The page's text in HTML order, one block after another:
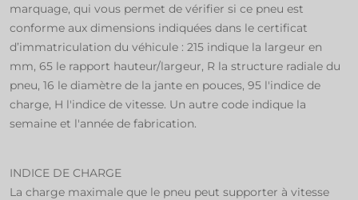
marquage, qui vous permet de vérifier si ce pneu est
conforme aux dimensions indiquées dans le certificat
d’immatriculation du véhicule : 215 indique la largeur en
mm, 65 le rapport hauteur/largeur, R la structure radiale du
pneu, 16 le diamètre de la jante en pouces, 95 l'indice de
charge, H l'indice de vitesse. Un autre code indique la
semaine et l'année de fabrication.
INDICE DE CHARGE
La charge maximale que le pneu peut supporter à vitesse